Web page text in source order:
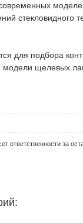
стекловидного
для подбора
модели щелевых
ответственности за